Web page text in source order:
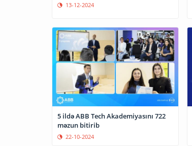
13-12-2024
5 ildə ABB Tech Akademiyasını 722
məzun bitirib
22-10-2024